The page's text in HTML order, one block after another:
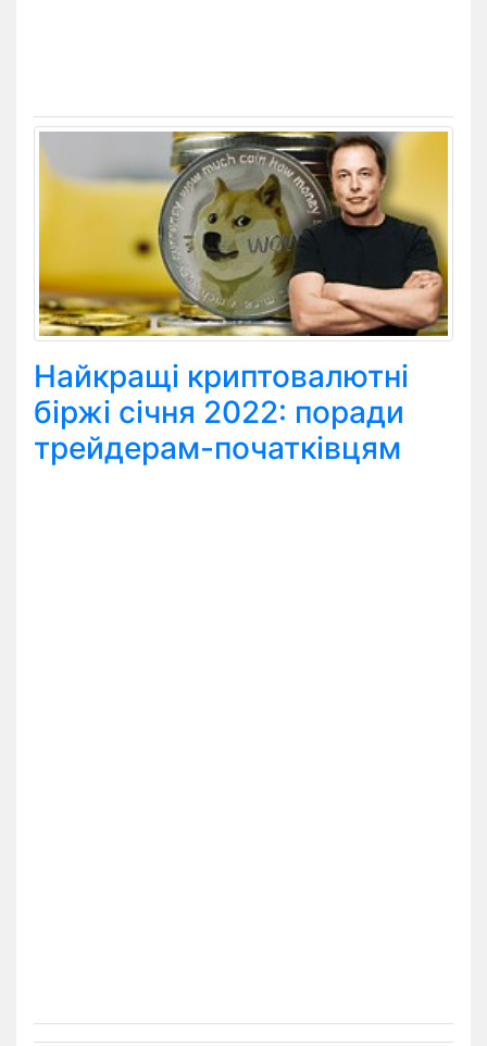
Найкращі криптовалютні
біржі січня 2022: поради
трейдерам-початківцям